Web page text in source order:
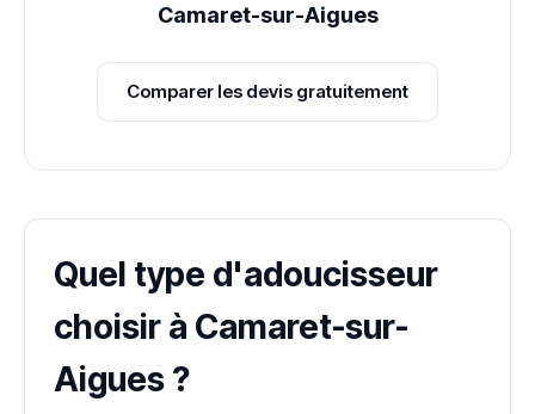
Camaret-sur-Aigues
Comparer les devis gratuitement
Quel type d'adoucisseur
choisir à Camaret-sur-
Aigues ?